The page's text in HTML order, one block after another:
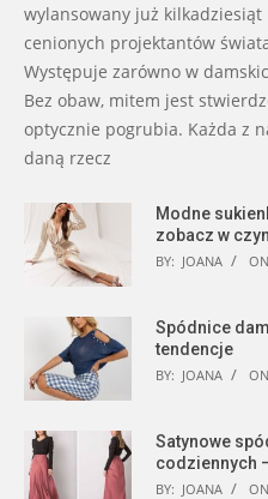
wylansowany już
cenionych projektantów
Występuje zarówno w
Bez obaw, mitem jest
optycznie pogrubia. Każda z
daną rzecz
Modne
zobacz w
BY: JOANA
Spódnice
tendencje
BY: JOANA
Satynowe
codziennych
BY: JOANA